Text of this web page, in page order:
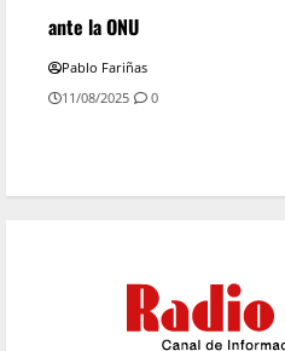
ante la ONU
Pablo Fariñas
11/08/2025
0